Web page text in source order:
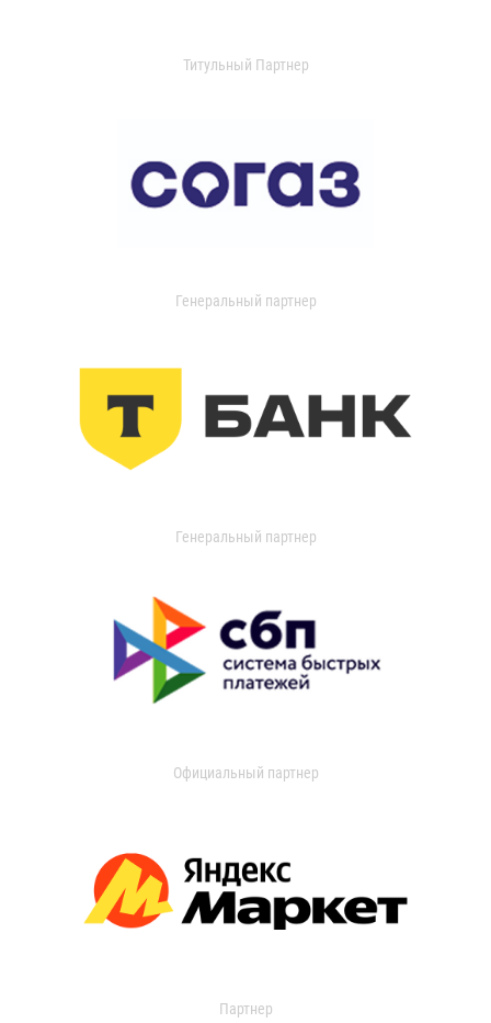
Титульный Партнер
Генеральный партнер
Генеральный партнер
Официальный партнер
Партнер